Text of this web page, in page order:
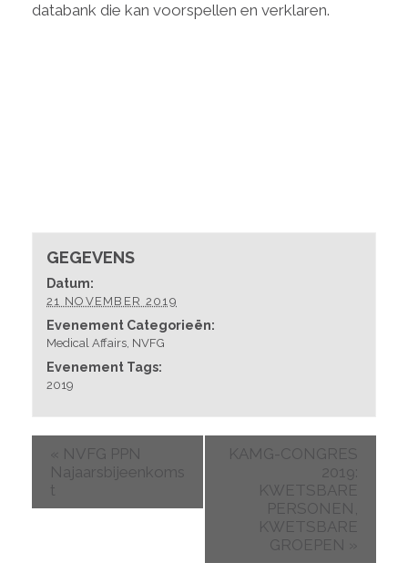
databank die kan voorspellen en verklaren.
GEGEVENS
Datum:
21 NOVEMBER 2019
Evenement Categorieën:
Medical Affairs NVFG
Evenement Tags:
2019
«
NVFG PPN
Najaarsbijeenkoms
t
KAMG-CONGRES
2019:
KWETSBARE
PERSONEN,
KWETSBARE
GROEPEN
»